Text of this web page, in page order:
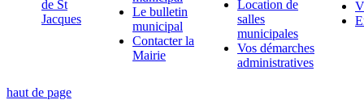
de St
Jacques
Le bulletin
municipal
Contacter la
Mairie
Location de
salles
municipales
Vos démarches
administratives
haut de page